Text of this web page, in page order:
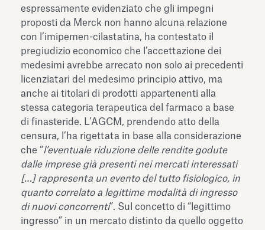
espressamente evidenziato che gli impegni
proposti da Merck non hanno alcuna relazione
con l’imipemen-cilastatina, ha contestato il
pregiudizio economico che l’accettazione dei
medesimi avrebbe arrecato non solo ai precedenti
licenziatari del medesimo principio attivo, ma
anche ai titolari di prodotti appartenenti alla
stessa categoria terapeutica del farmaco a base
di finasteride. L’AGCM, prendendo atto della
censura, l’ha rigettata in base alla considerazione
che “l’eventuale riduzione delle rendite godute
dalle imprese già presenti nei mercati interessati
[…] rappresenta un evento del tutto fisiologico, in
quanto correlato a legittime modalità di ingresso
di nuovi concorrenti”. Sul concetto di “legittimo
ingresso” in un mercato distinto da quello oggetto